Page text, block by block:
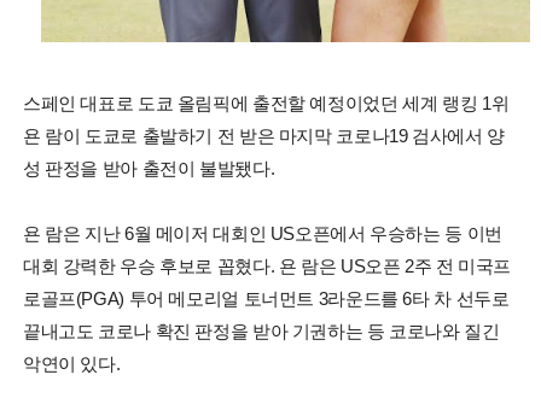
스페인 대표로 도쿄 올림픽에 출전할 예정이었던 세계 랭킹 1위
욘 람이 도쿄로 출발하기 전 받은 마지막 코로나19 검사에서 양
성 판정을 받아 출전이 불발됐다.
욘 람은 지난 6월 메이저 대회인 US오픈에서 우승하는 등 이번
대회 강력한 우승 후보로 꼽혔다. 욘 람은 US오픈 2주 전 미국프
로골프(PGA) 투어 메모리얼 토너먼트 3라운드를 6타 차 선두로
끝내고도 코로나 확진 판정을 받아 기권하는 등 코로나와 질긴
악연이 있다.